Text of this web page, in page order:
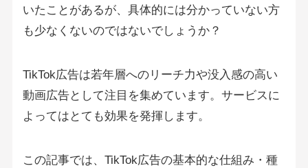
いたことがあるが、具体的には分かっていない方
も少なくないのではないでしょうか？
TikTok広告は若年層へのリーチ力や没入感の高い
動画広告として注目を集めています。サービスに
よってはとても効果を発揮します。
この記事では、TikTok広告の基本的な仕組み・種